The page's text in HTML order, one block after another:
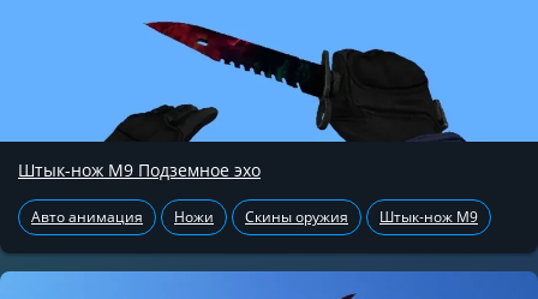
Штык-нож М9 Подземное эхо
Авто анимация Ножи Скины оружия Штык-нож М9